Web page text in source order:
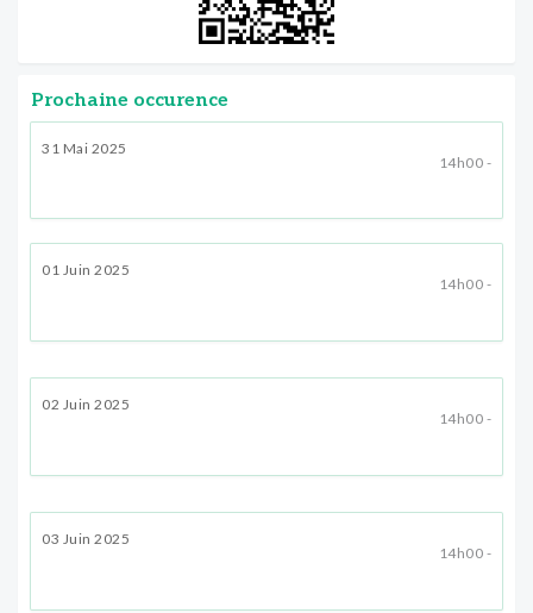
Prochaine occurence
31 Mai 2025
14h00 -
01 Juin 2025
14h00 -
02 Juin 2025
14h00 -
03 Juin 2025
14h00 -